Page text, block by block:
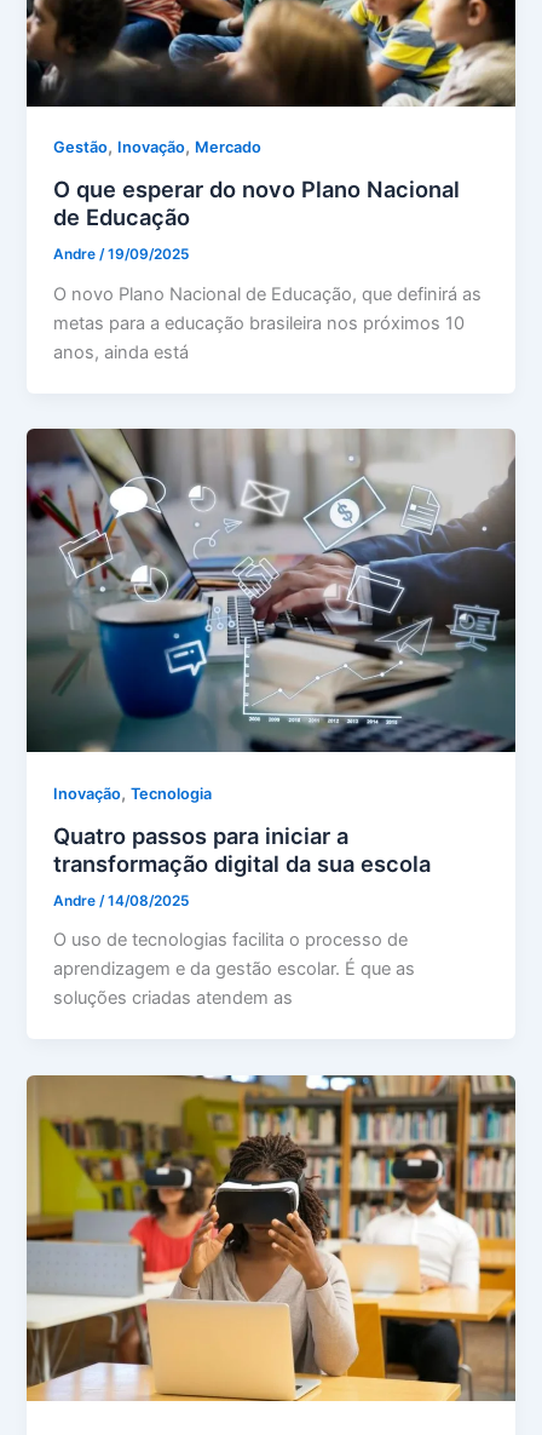
Gestão, Inovação, Mercado
O que esperar do novo Plano Nacional
de Educação
Andre/19/09/2025
O novo Plano Nacional de Educação, que definirá as
metas para a educação brasileira nos próximos 10
anos, ainda está
Inovação,Tecnologia
Quatro passos para iniciar a
transformação digital da sua escola
Andre /14/08/2025
O uso de tecnologias facilita o processo de
aprendizagem e da gestão escolar. É que as
soluções criadas atendem as